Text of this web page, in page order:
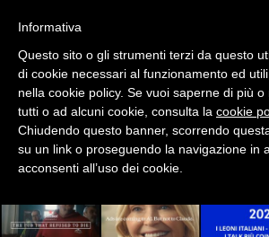
EDITORIA
ESTERNA
RADIO / AUDIO
TV
Informativa
Questo sito o gli strumenti terzi da questo
di cookie necessari al funzionamento ed
nella cookie policy. Se vuoi saperne di più
tutti o ad alcuni cookie, consulta la cookie
Chiudendo questo banner, scorrendo
su un link o proseguendo la navigazione in
acconsenti all’uso dei cookie.